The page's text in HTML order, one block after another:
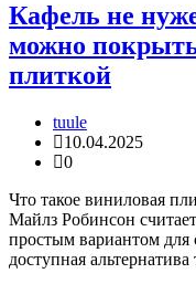
Кафель не
можно
плиткой
tuule
10.04.2025
0
Что такое виниловая
Майлз Робинсон
простым вариантом для
доступная